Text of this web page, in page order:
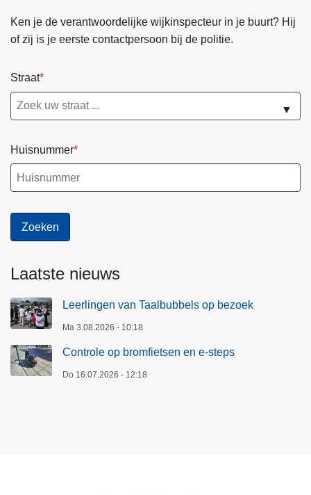
Ken je de verantwoordelijke wijkinspecteur in je buurt? Hij
of zij is je eerste contactpersoon bij de politie.
Straat
▼
Huisnummer
Laatste nieuws
Leerlingen van Taalbubbels op bezoek
Ma 3.08.2026 - 10:18
Controle op bromfietsen en e-steps
Do 16.07.2026 - 12:18